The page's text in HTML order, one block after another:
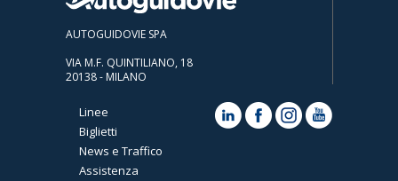
AUTOGUIDOVIE SPA
VIA M.F. QUINTILIANO, 18
20138 - MILANO
Linee
Biglietti
News e Traffico
Assistenza